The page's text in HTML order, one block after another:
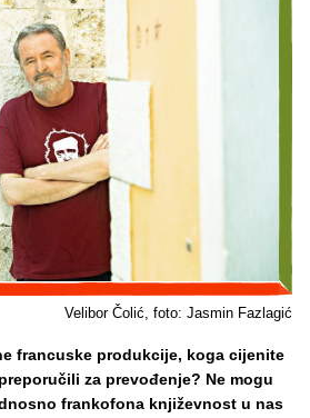
Velibor Čolić, foto: Jasmin Fazlagić
francuske produkcije, koga cijenite
za prevođenje? Ne mogu
frankofona književnost u nas